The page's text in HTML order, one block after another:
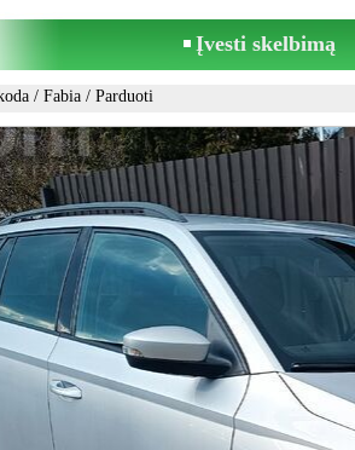
Įvesti skelbimą
/ Fabia / Parduoti